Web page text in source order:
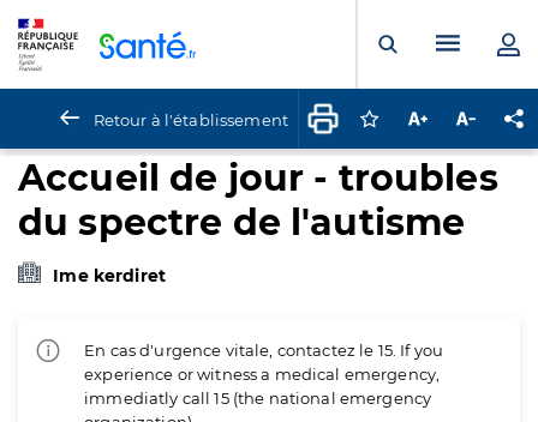
Ouvrir laMenu
Retour à l'établissement Connectez-vous
Augmenter la
Accueil de jour - troubles
du spectre de l'autisme
Ime kerdiret
En cas d'urgence vitale, contactez le 15. If you
experience or witness a medical emergency,
immediatly call 15 (the national emergency